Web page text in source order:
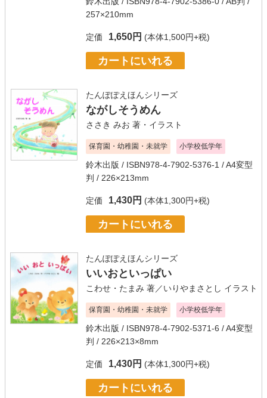
257×210mm
定価 1,650円 (本体1,500円+税)
カートにいれる
たんぽぽえほんシリーズ
ながしそうめん
ささき みお 著・イラスト
保育園・幼稚園・未就学 小学校低学年
鈴木出版 / ISBN978-4-7902-5376-1 / A4変型
判 / 226×213mm
定価 1,430円 (本体1,300円+税)
カートにいれる
たんぽぽえほんシリーズ
いいおといっぱい
こわせ・たまみ 著／いりやまさとし イラスト
保育園・幼稚園・未就学 小学校低学年
鈴木出版 / ISBN978-4-7902-5371-6 / A4変型
判 / 226×213×8mm
定価 1,430円 (本体1,300円+税)
カートにいれる